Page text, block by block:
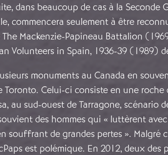
dans beaucoup de cas à la Seconde
commencera seulement à être
The Mackenzie-Papineau Battalion
Volunteers in Spain, 1936-39 (1989)
monuments au Canada en
Toronto. Celui-ci consiste en une roche
au sud-ouest de Tarragone, scénario
des hommes qui « luttèrent
souffrant de grandes pertes ». Malgré
est polémique. En 2012, deux des